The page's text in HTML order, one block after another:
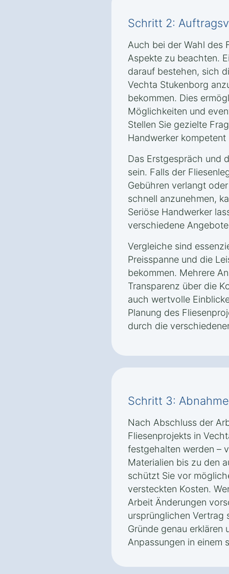
Schritt 2:
Auch bei der Wahl des
Aspekte zu beachten.
darauf bestehen, sich
Vechta Stukenborg
bekommen. Dies
Möglichkeiten und
Stellen Sie gezielte
Handwerker
Das Erstgespräch und
sein. Falls der
Gebühren verlangt
schnell anzunehmen,
Seriöse Handwerker
verschiedene
Vergleiche sind
Preisspanne und die
bekommen. Mehrere
Transparenz über die
auch wertvolle
Planung des
durch die
Schritt 3:
Nach Abschluss der
Fliesenprojekts in
festgehalten werden –
Materialien bis zu den
schützt Sie vor
versteckten Kosten.
Arbeit Änderungen
ursprünglichen Vertrag
Gründe genau erklären
Anpassungen in einem